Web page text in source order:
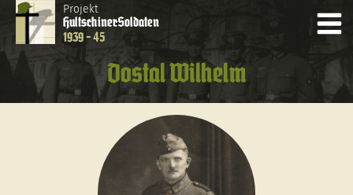
Projekt
HultschinerSoldaten
1939 - 45
Dostal Wilhelm